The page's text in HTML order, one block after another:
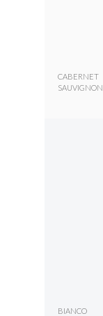
CABERNET
SAUVIGNON
BIANCO